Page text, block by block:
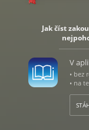
Jak číst
V
• bez
• na